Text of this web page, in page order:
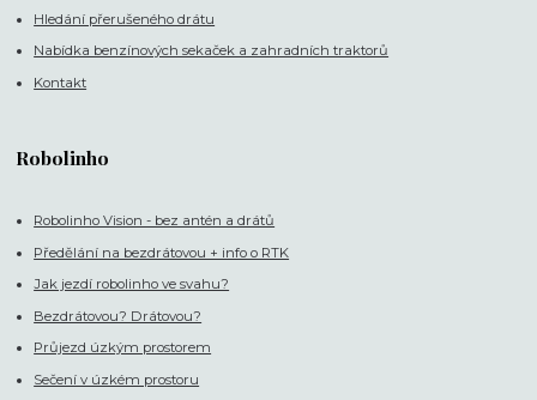
Hledání přerušeného drátu
Nabídka benzínových sekaček a zahradních traktorů
Kontakt
Robolinho
Robolinho Vision - bez antén a drátů
Předělání na bezdrátovou + info o RTK
Jak jezdí robolinho ve svahu?
Bezdrátovou? Drátovou?
Průjezd úzkým prostorem
Sečení v úzkém prostoru